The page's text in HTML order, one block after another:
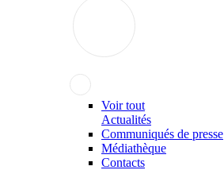
Voir tout
Actualités
Communiqués de presse
Médiathèque
Contacts